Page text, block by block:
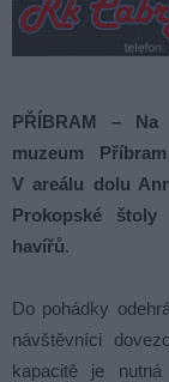
PŘÍBRAM –
muzeum
V areálu dolu
Prokopské štoly
havířů.
Do pohádky
návštěvníci
kapacitě je